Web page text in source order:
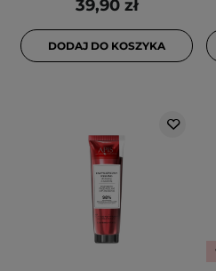
39,90 zł
DODAJ DO KOSZYKA